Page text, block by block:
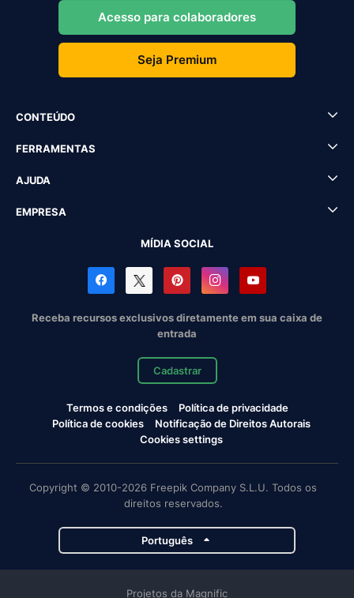
Acesso para colaboradores
Seja Premium
CONTEÚDO
FERRAMENTAS
AJUDA
EMPRESA
MÍDIA SOCIAL
Receba recursos exclusivos diretamente em sua caixa de
entrada
Cadastrar
Termos e condições
Política de privacidade
Política de cookies
Notificação de Direitos Autorais
Cookies settings
Copyright © 2010-2026 Freepik Company S.L.U. Todos os
direitos reservados.
Português
Projetos da Magnific